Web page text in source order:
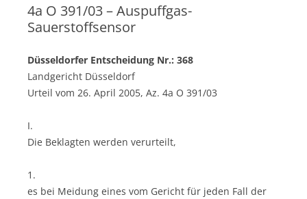
4a O 391/03 – Auspuffgas-
Sauerstoffsensor
Düsseldorfer Entscheidung Nr.: 368
Landgericht Düsseldorf
Urteil vom 26. April 2005, Az. 4a O 391/03
I.
Die Beklagten werden verurteilt,
1.
es bei Meidung eines vom Gericht für jeden Fall der